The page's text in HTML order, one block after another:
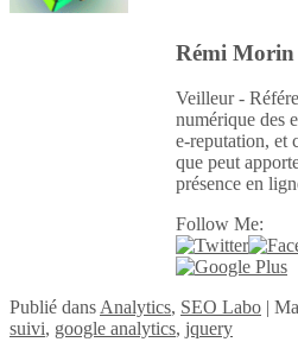
Rémi Morin
Veilleur -
numérique des
e-reputation, et
que peut
présence en
Follow Me:
Publié dans Analytics, SEO Labo |
suivi, google analytics, jquery